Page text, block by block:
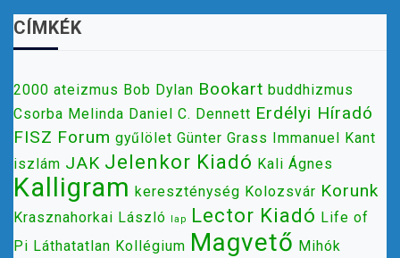
CÍMKÉK
2000 ateizmus Bob Dylan Bookart buddhizmus
Csorba Melinda Daniel C. Dennett Erdélyi Híradó
FISZ Forum gyűlölet Günter Grass Immanuel Kant
iszlám JAK Jelenkor Kiadó Kali Ágnes
Kalligram kereszténység Kolozsvár Korunk
Krasznahorkai László lap Lector Kiadó Life of
Pi Láthatatlan Kollégium Magvető Mihók